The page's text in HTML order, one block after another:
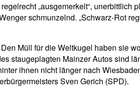
„ausgemerkelt“, unerbittlich
schmunzelnd. „Schwarz-Rot
Müll für die Weltkugel haben sie
staugeplagten Mainzer Autos sind
ihnen nicht länger nach
Sven Gerich (SPD).